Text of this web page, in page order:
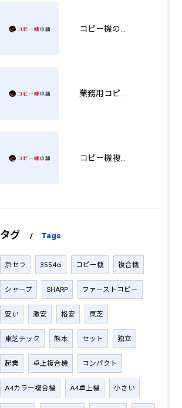
コピー機複合機の選び方と費用比較 MT
タグ Tags
京セラ 3554ci コピー機 複合機
シャープ SHARP ファーストコピー
安い 激安 格安 東芝
東芝テック 熊本 セット 独立
起業 卓上複合機 コンパクト
A4カラー複合機 A4卓上機 小さい